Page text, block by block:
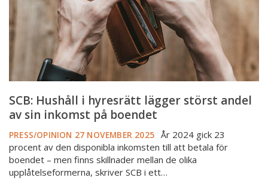
sin
inkomst
boendet
SCB: Hushåll i hyresrätt lägger störst andel
av sin inkomst på boendet
PRESS/OPINION 27 NOVEMBER 2025 År 2024 gick 23
procent av den disponibla inkomsten till att betala för
boendet – men finns skillnader mellan de olika
upplåtelseformerna, skriver SCB i ett…